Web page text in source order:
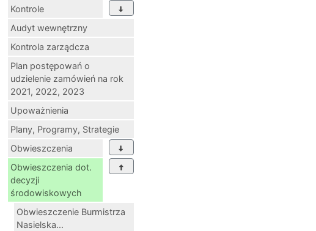
Kontrole
Audyt wewnętrzny
Kontrola zarządcza
Plan postępowań o
udzielenie zamówień na rok
2021, 2022, 2023
Upoważnienia
Plany, Programy, Strategie
Obwieszczenia
Obwieszczenia dot.
decyzji
środowiskowych
Obwieszczenie Burmistrza
Nasielska...